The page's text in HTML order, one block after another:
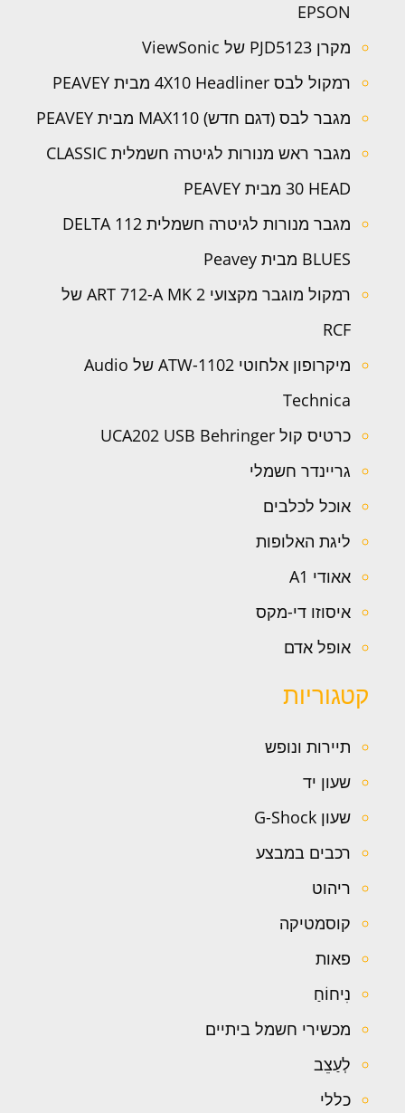
EPSON
מקרן PJD5123 של ViewSonic
רמקול לבס 4X10 Headliner מבית PEAVEY
מגבר לבס (דגם חדש) MAX110 מבית PEAVEY
מגבר ראש מנורות לגיטרה חשמלית CLASSIC
30 HEAD מבית PEAVEY
מגבר מנורות לגיטרה חשמלית 112 DELTA
BLUES מבית Peavey
רמקול מוגבר מקצועי ART 712-A MK 2 של
RCF
מיקרופון אלחוטי ATW-1102 של Audio
Technica
כרטיס קול UCA202 USB Behringer
גריינדר חשמלי
אוכל לכלבים
ליגת האלופות
אאודי A1
איסוזו די-מקס
אופל אדם
קטגוריות
תיירות ונופש
שעון יד
שעון G-Shock
רכבים במבצע
ריהוט
קוסמטיקה
פאות
נִיחוֹחַ
מכשירי חשמל ביתיים
לְעַצֵב
כללי